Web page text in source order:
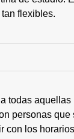
flexibles.
todas
personas
con los